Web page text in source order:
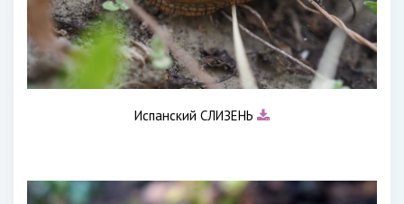
Испанский СЛИЗЕНЬ